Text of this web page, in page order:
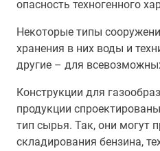
опасность техногенного
Некоторые типы
хранения в них воды и
другие – для
Конструкции для
продукции
тип сырья. Так, они могут
складирования бензина,